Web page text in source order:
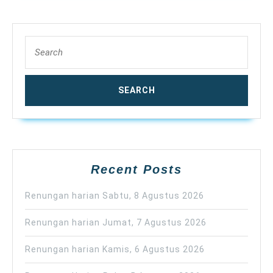
for:
Recent Posts
Renungan harian Sabtu, 8 Agustus 2026
Renungan harian Jumat, 7 Agustus 2026
Renungan harian Kamis, 6 Agustus 2026